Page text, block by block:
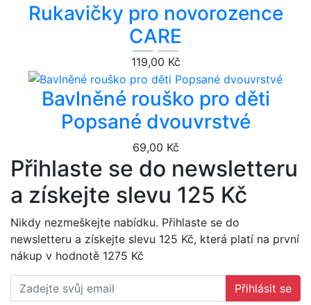
Rukavičky pro novorozence
CARE
119,00 Kč
Bavlněné rouško pro děti
Popsané dvouvrstvé
69,00 Kč
Přihlaste se do newsletteru
a získejte slevu 125 Kč
Nikdy nezmeškejte nabídku. Přihlaste se do
newsletteru a získejte slevu 125 Kč, která platí na první
nákup v hodnotě 1275 Kč
Přihlásit se